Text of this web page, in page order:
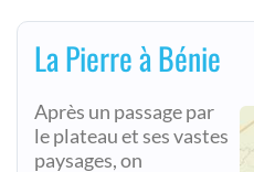
La Pierre à Bénie
Après un passage par
le plateau et ses vastes
paysages, on